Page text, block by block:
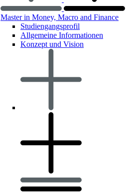
Master in Money, Macro and Finance
Studiengangsprofil
Allgemeine Informationen
Konzept und Vision